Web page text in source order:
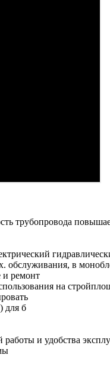
трубопровода
обслуживания, в
и ремонт
на
для б
и удобства